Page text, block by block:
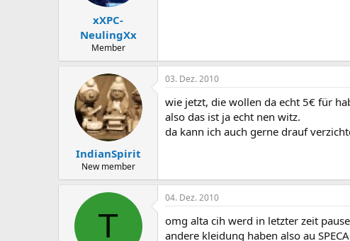
xXPC-
NeulingXx
Member
IndianSpirit
New member
03. Dez. 2010
wie jetzt, die wollen da echt 5€ für
also das ist ja echt nen witz.
da kann ich auch gerne drauf
T
04. Dez. 2010
omg alta cih werd in letzter zeit
andere kleidung haben also au